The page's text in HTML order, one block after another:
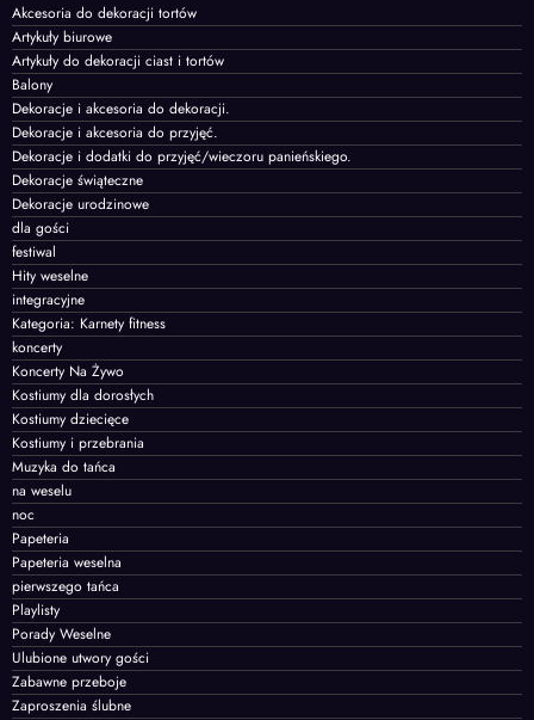
Akcesoria do dekoracji tortów
Artykuły biurowe
Artykuły do dekoracji ciast i tortów
Balony
Dekoracje i akcesoria do dekoracji.
Dekoracje i akcesoria do przyjęć.
Dekoracje i dodatki do przyjęć/wieczoru panieńskiego.
Dekoracje świąteczne
Dekoracje urodzinowe
dla gości
festiwal
Hity weselne
integracyjne
Kategoria: Karnety fitness
koncerty
Koncerty Na Żywo
Kostiumy dla dorosłych
Kostiumy dziecięce
Kostiumy i przebrania
Muzyka do tańca
na weselu
noc
Papeteria
Papeteria weselna
pierwszego tańca
Playlisty
Porady Weselne
Ulubione utwory gości
Zabawne przeboje
Zaproszenia ślubne